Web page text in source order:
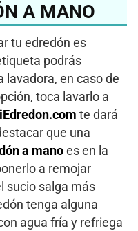
A MANO
tu edredón es
podrás
lavadora, en caso de
toca lavarlo a
te dará
que una
a manoes en la
a remojar
sucio salga más
tenga alguna
agua fría y refriega